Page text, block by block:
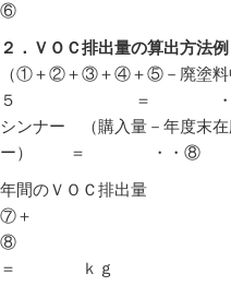
⑥ ＝
２．ＶＯＣ排出量の算出方法例
（①＋②＋③＋④＋⑤－廃塗料
５ ＝ ・
シンナー （購入量－年度末在
ー） ＝ ・・⑧
年間のＶＯＣ排出量
⑦＋
＝ ｋｇ